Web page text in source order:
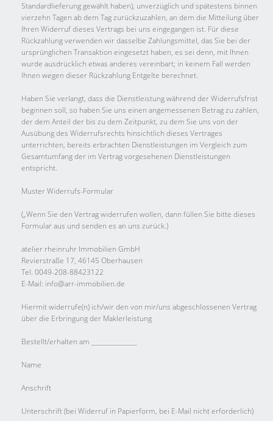
Standardlieferung gewählt haben), unverzüglich und spätestens binnen
vierzehn Tagen ab dem Tag zurückzuzahlen, an dem die Mitteilung über
Ihren Widerruf dieses Vertrags bei uns eingegangen ist. Für diese
Rückzahlung verwenden wir dasselbe Zahlungsmittel, das Sie bei der
ursprünglichen Transaktion eingesetzt haben, es sei denn, mit Ihnen
wurde ausdrücklich etwas anderes vereinbart; in keinem Fall werden
Ihnen wegen dieser Rückzahlung Entgelte berechnet.
Haben Sie verlangt, dass die Dienstleistung während der Widerrufsfrist
beginnen soll, so haben Sie uns einen angemessenen Betrag zu zahlen,
der dem Anteil der bis zu dem Zeitpunkt, zu dem Sie uns von der
Ausübung des Widerrufsrechts hinsichtlich dieses Vertrages
unterrichten, bereits erbrachten Dienstleistungen im Vergleich zum
Gesamtumfang der im Vertrag vorgesehenen Dienstleistungen
entspricht.
Muster Widerrufs-Formular
(„Wenn Sie den Vertrag widerrufen wollen, dann füllen Sie bitte dieses
Formular aus und senden es an uns zurück.)
atelier rheinruhr Immobilien GmbH
Revierstraße 17, 46145 Oberhausen
Tel. 0049-208-88423122
E-Mail: info@arr-immobilien.de
Hiermit widerrufe(n) ich/wir den von mir/uns abgeschlossenen Vertrag
über die Erbringung der Maklerleistung
Bestellt/erhalten am _______________
Name
Anschrift
Unterschrift (bei Widerruf in Papierform, bei E-Mail nicht erforderlich)